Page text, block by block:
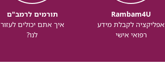
Rambam4U
אפליקציה לקבלת מידע
רפואי אישי
תורמים לרמב"ם
איך אתם יכולים לעזור
לנו?